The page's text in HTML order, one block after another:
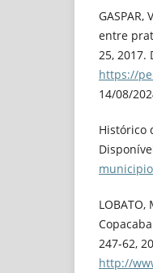
entre
25, 2017.
https://
14/08/
Histórico
247-62,
http://